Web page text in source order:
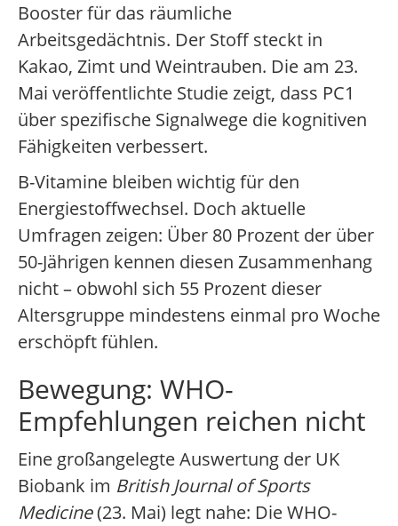
Booster für das räumliche
Arbeitsgedächtnis. Der Stoff steckt in
Kakao, Zimt und Weintrauben. Die am 23.
Mai veröffentlichte Studie zeigt, dass PC1
über spezifische Signalwege die kognitiven
Fähigkeiten verbessert.
B-Vitamine bleiben wichtig für den
Energiestoffwechsel. Doch aktuelle
Umfragen zeigen: Über 80 Prozent der über
50-Jährigen kennen diesen Zusammenhang
nicht – obwohl sich 55 Prozent dieser
Altersgruppe mindestens einmal pro Woche
erschöpft fühlen.
Bewegung: WHO-
Empfehlungen reichen nicht
Eine großangelegte Auswertung der UK
Biobank im British Journal of Sports
Medicine(23. Mai) legt nahe: Die WHO-